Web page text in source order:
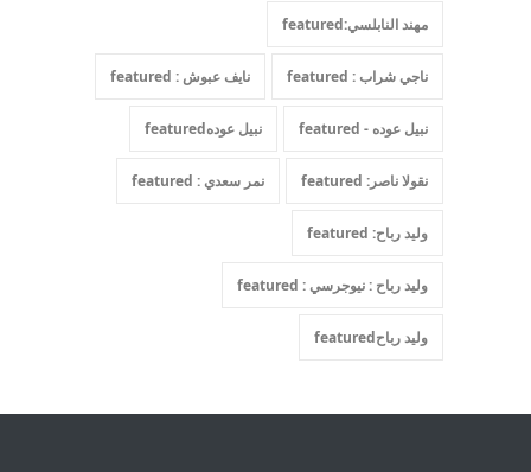
مهند النابلسي:featured
ناجي شراب : featured نايف عبوش : featured
نبيل عوده - featured نبيل عودهfeatured
نقولا ناصر: featured نمر سعدي : featured
وليد رباح: featured
وليد رباح : نيوجرسي : featured
وليد رباحfeatured